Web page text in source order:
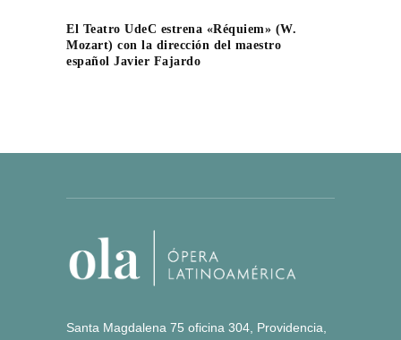
El Teatro UdeC estrena «Réquiem» (W.
Mozart) con la dirección del maestro
español Javier Fajardo
Santa Magdalena 75 oficina 304, Providencia,